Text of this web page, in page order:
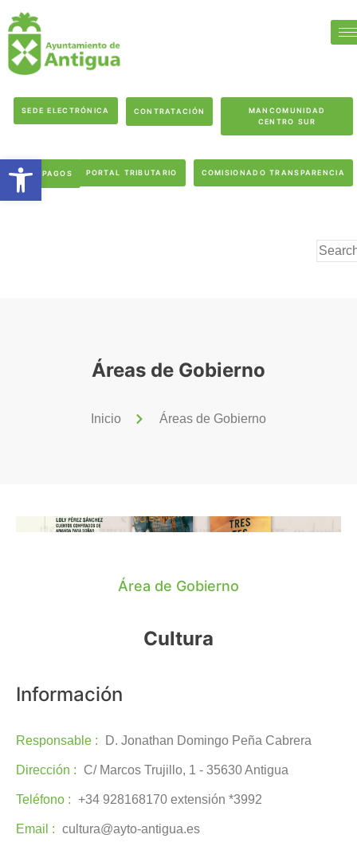
SEDE ELECTRÓNICA CONTRATACIÓN
MANCOMUNIDAD
CENTRO SUR
PAGOS PORTAL TRIBUTARIO COMISIONADO TRANSPARENCIA
Áreas de Gobierno
Inicio Áreas de Gobierno
Área de Gobierno
Cultura
Información
Responsable : D. Jonathan Domingo Peña Cabrera
Dirección : C/ Marcos Trujillo, 1 - 35630 Antigua
Teléfono : +34 928168170 extensión *3992
Email : cultura@ayto-antigua.es
Abrir barra de herramientas